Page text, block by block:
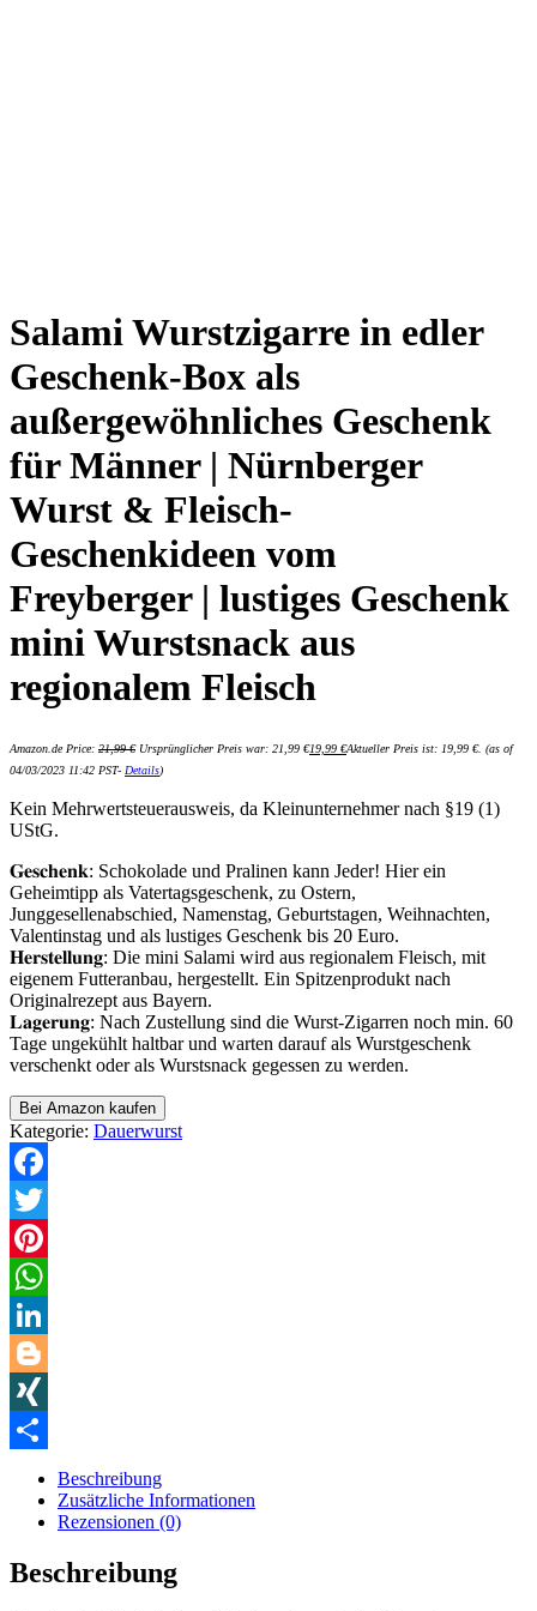
Salami Wurstzigarre in edler
Geschenk-Box als
außergewöhnliches Geschenk
für Männer | Nürnberger
Wurst & Fleisch-
Geschenkideen vom
Freyberger | lustiges Geschenk
mini Wurstsnack aus
regionalem Fleisch
Amazon.de Price: 21,99€ Ursprünglicher Preis war: 21,99 €19,99 €Aktueller Preis ist: 19,99 €. (as of
04/03/2023 11:42 PST- Details)
Kein Mehrwertsteuerausweis, da Kleinunternehmer nach §19 (1)
UStG.
𝐆𝐞𝐬𝐜𝐡𝐞𝐧𝐤: Schokolade und Pralinen kann Jeder! Hier ein
Geheimtipp als Vatertagsgeschenk, zu Ostern,
Junggesellenabschied, Namenstag, Geburtstagen, Weihnachten,
Valentinstag und als lustiges Geschenk bis 20 Euro.
𝐇𝐞𝐫𝐬𝐭𝐞𝐥𝐥𝐮𝐧𝐠: Die mini Salami wird aus regionalem Fleisch, mit
eigenem Futteranbau, hergestellt. Ein Spitzenprodukt nach
Originalrezept aus Bayern.
𝐋𝐚𝐠𝐞𝐫𝐮𝐧𝐠: Nach Zustellung sind die Wurst-Zigarren noch min. 60
Tage ungekühlt haltbar und warten darauf als Wurstgeschenk
verschenkt oder als Wurstsnack gegessen zu werden.
Bei Amazon kaufen
Kategorie: Dauerwurst
Facebook
Twitter
Pinterest
WhatsApp
LinkedIn
Blogger
XING
Beschreibung
Zusätzliche Informationen
Rezensionen (0)
Beschreibung